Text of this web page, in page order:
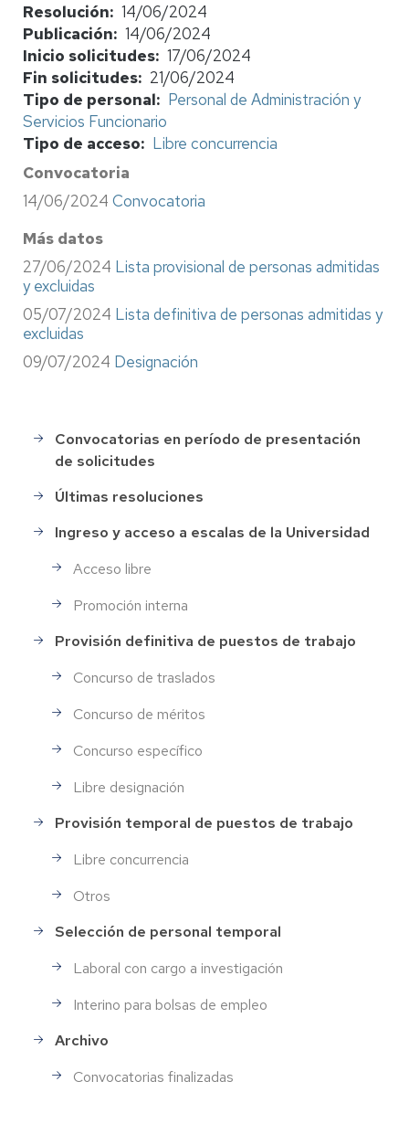
Resolución
14/06/2024
Publicación
14/06/2024
Inicio solicitudes 17/06/2024
Fin solicitudes
21/06/2024
Tipo de personal
Personal de Administración y
Servicios Funcionario
Tipo de acceso
Libre concurrencia
Convocatoria
14/06/2024 Convocatoria
Más datos
27/06/2024 Lista provisional de personas admitidas
y excluidas
05/07/2024 Lista definitiva de personas admitidas y
excluidas
09/07/2024 Designación
Selección
de
Personal
Convocatorias en período de presentación
de solicitudes
Últimas resoluciones
Ingreso y acceso a escalas de la Universidad
Acceso libre
Promoción interna
Provisión definitiva de puestos de trabajo
Concurso de traslados
Concurso de méritos
Concurso específico
Libre designación
Provisión temporal de puestos de trabajo
Libre concurrencia
Otros
Selección de personal temporal
Laboral con cargo a investigación
Interino para bolsas de empleo
Archivo
Convocatorias finalizadas